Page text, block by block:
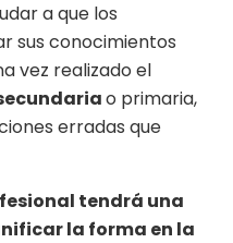
a que los
sus conocimientos
vez realizado el
o primaria,
erradas que
tendrá una
la forma en la